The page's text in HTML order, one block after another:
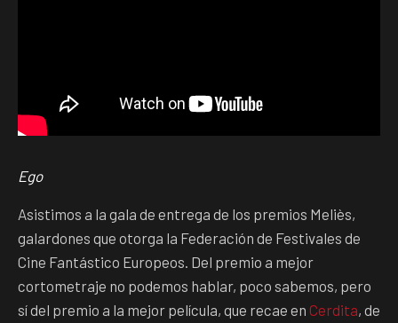
Ego
Asistimos a la gala de entrega de los premios Meliès,
galardones que otorga la Federación de Festivales de
Cine Fantástico Europeos. Del premio a mejor
cortometraje no podemos hablar, poco sabemos, pero
sí del premio a la mejor película, que recae en Cerdita, de